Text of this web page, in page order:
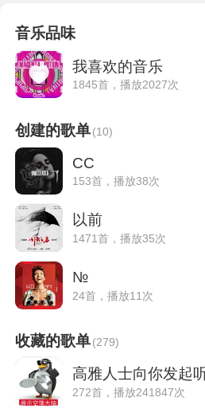
音乐品味
我喜欢的音乐
1845首，播放2027次
创建的歌单(10)
CC
153首，播放38次
以前
1471首，播放35次
№
24首，播放11次
收藏的歌单(279)
高雅人士向你发起
272首，播放241847次